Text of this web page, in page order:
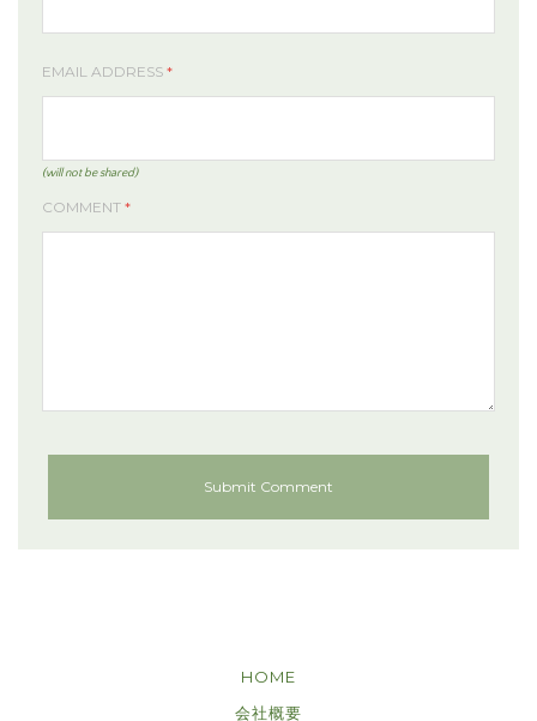
EMAIL ADDRESS *
(will not be shared)
COMMENT *
HOME
会社概要